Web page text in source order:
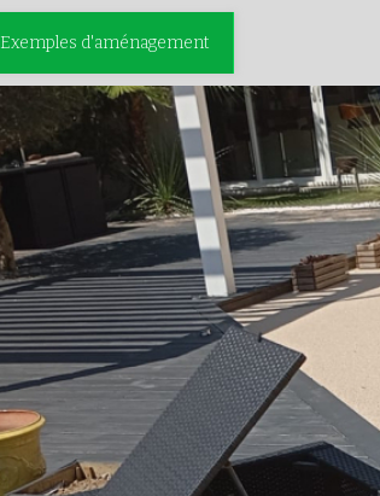
Exemples d'aménagement